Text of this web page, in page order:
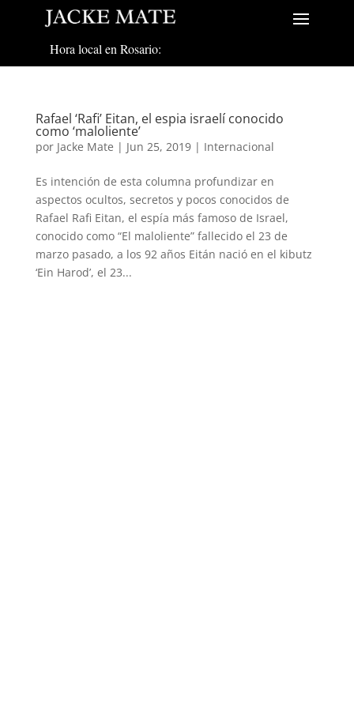
Hora local en Rosario:
Rafael ‘Rafi’ Eitan, el espia israelí conocido
como ‘maloliente’
por Jacke Mate | Jun 25, 2019| Internacional
Es intención de esta columna profundizar en
aspectos ocultos, secretos y pocos conocidos de
Rafael Rafi Eitan, el espía más famoso de Israel,
conocido como “El maloliente” fallecido el 23 de
marzo pasado, a los 92 años Eitán nació en el kibutz
‘Ein Harod’, el 23...